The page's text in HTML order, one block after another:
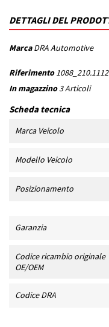
DETTAGLI DEL
Marca DRA Automotive
Riferimento
In magazzino 3 Articoli
Scheda tecnica
Marca Veicolo
Modello Veicolo
Posizionamento
Garanzia
Codice ricambio originale
OE/OEM
Codice DRA